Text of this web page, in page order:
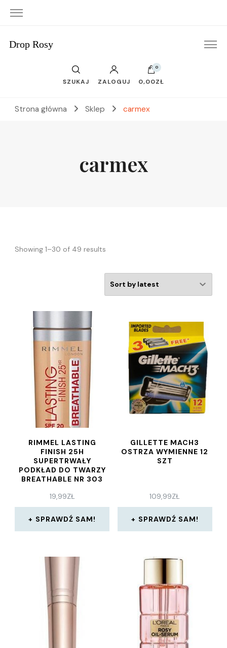
Drop Rosy
SZUKAJ ZALOGUJ
0
0,00ZŁ
Strona główna Sklep carmex
carmex
Showing 1–30 of 49 results
RIMMEL LASTING
FINISH 25H
SUPERTRWAŁY
PODKŁAD DO TWARZY
BREATHABLE NR 303
19,99ZŁ
SPRAWDŹ SAM!
GILLETTE MACH3
OSTRZA WYMIENNE 12
SZT
109,99ZŁ
SPRAWDŹ SAM!